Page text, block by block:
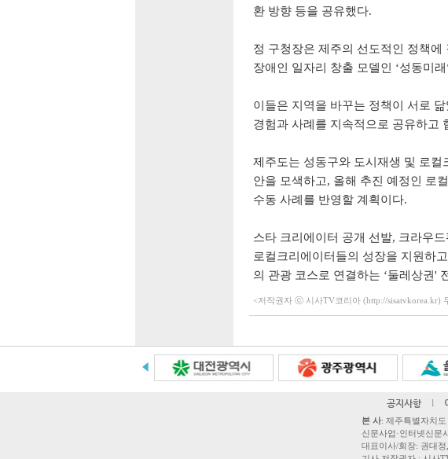
환 방향 등을 공유했다.
정 구청장은 제주의 선도적인 정책에
장애인 일자리 창출 모델인 ‘성동미
이들은 지역을 바꾸는 정책이 서로
경험과 사례를 지속적으로 공유하고
제주도는 성동구와 도시재생 및 로
안을 모색하고, 올해 추진 예정인 로
수동 사례를 반영할 계획이다.
스타 크리에이터 공개 선발, 크라우
로컬크리에이터들의 성장을 지원하고
의 관광 코스로 연결하는 ‘둘레상권'
<저작권자 ⓒ 시사TV코리아 (http://sisatvkorea.kr)
공지사항 l
본 사: 제주특별자치
신문사업·인터넷신
대표이사/회장: 권대